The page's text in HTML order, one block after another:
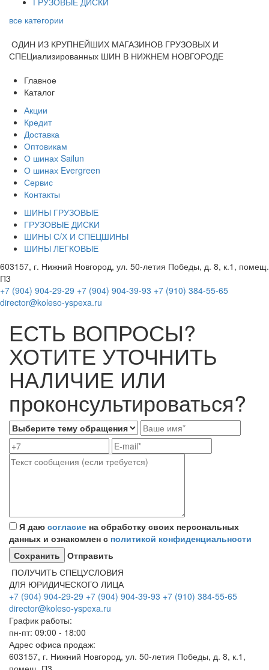
все категории
ОДИН ИЗ КРУПНЕЙШИХ МАГАЗИНОВ ГРУЗОВЫХ И
СПЕЦиализированных ШИН В НИЖНЕМ НОВГОРОДЕ
Главное
Каталог
Акции
Кредит
Доставка
Оптовикам
О шинах Sailun
О шинах Evergreen
Сервис
Контакты
ШИНЫ ГРУЗОВЫЕ
ГРУЗОВЫЕ ДИСКИ
ШИНЫ С/Х И СПЕЦШИНЫ
ШИНЫ ЛЕГКОВЫЕ
603157, г. Нижний Новгород, ул. 50-летия Победы, д. 8, к.1, помещ.
П3
+7 (904) 904-29-29 +7 (904) 904-39-93 +7 (910) 384-55-65
director@koleso-yspexa.ru
ЕСТЬ ВОПРОСЫ?
ХОТИТЕ УТОЧНИТЬ
НАЛИЧИЕ ИЛИ
проконсультироваться?
Я даю согласие на обработку своих персональных
данных и ознакомлен с политикой конфиденциальности
Отправить
ПОЛУЧИТЬ СПЕЦУСЛОВИЯ
ДЛЯ ЮРИДИЧЕСКОГО ЛИЦА
+7 (904) 904-29-29 +7 (904) 904-39-93 +7 (910) 384-55-65
director@koleso-yspexa.ru
График работы:
пн-пт: 09:00 - 18:00
Адрес офиса продаж:
603157, г. Нижний Новгород, ул. 50-летия Победы, д. 8, к.1,